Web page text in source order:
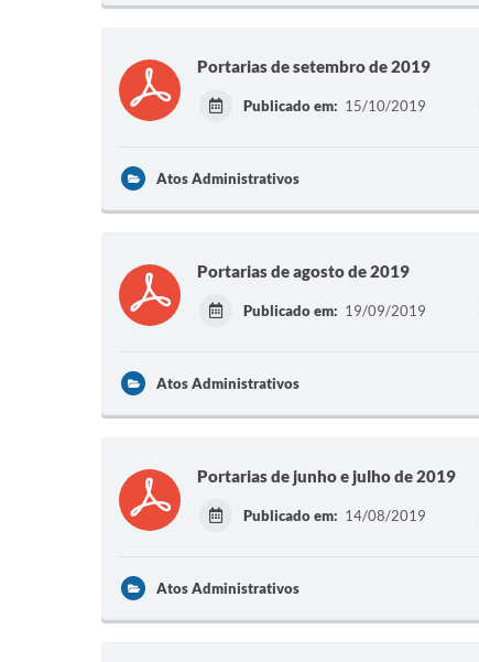
Portarias de setembro de 2019
Publicado em: 15/10/2019
Atos Administrativos
Portarias de agosto de 2019
Publicado em: 19/09/2019
Atos Administrativos
Portarias de junho e julho de 2019
Publicado em: 14/08/2019
Atos Administrativos